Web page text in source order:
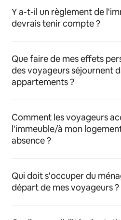
Y a-t-il un règlement de
devrais tenir compte ?
Que faire de mes effets
des voyageurs séjournent
appartements ?
Comment les voyageurs
l'immeuble/à mon
absence ?
Qui doit s'occuper du
départ de mes voyageurs ?